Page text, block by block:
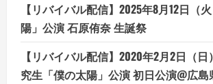
【リバイバル配信】2025年8月12日（
陽」公演 石原侑奈 生誕祭
【リバイバル配信】2020年2月2日（日
究生「僕の太陽」公演 初日公演@広